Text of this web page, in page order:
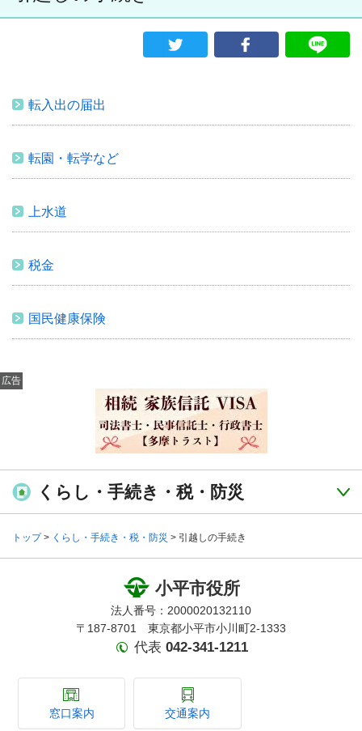
転入出の届出
転園・転学など
上水道
税金
国民健康保険
広告
くらし・手続き・税・防災
トップ> くらし・手続き・税・防災 > 引越しの手続き
小平市役所
法人番号：2000020132110
〒187-8701 東京都小平市小川町2-1333
代表 042-341-1211
窓口案内 交通案内